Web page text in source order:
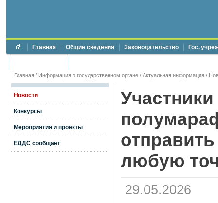
Главная Общие сведения Законодательство Гос.
Главная / Информация о государственном органе / Актуальная информация /
Новости
Конкурсы
Мероприятия и проекты
ЕДДС сообщает
любую
29.05.2026